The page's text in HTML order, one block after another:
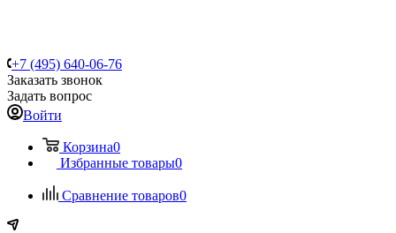
+7 (495) 640-06-76
Заказать звонок
Задать вопрос
Войти
Корзина0
Избранные товары0
Сравнение товаров0